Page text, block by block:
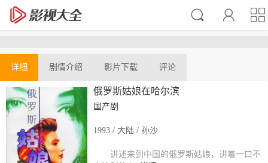
详细 剧情介绍 影片下载 评论
俄罗斯姑娘在哈尔滨
国产剧
1993 / 大陆 / 孙沙
讲述来到中国的俄罗斯姑娘，讲着一口不